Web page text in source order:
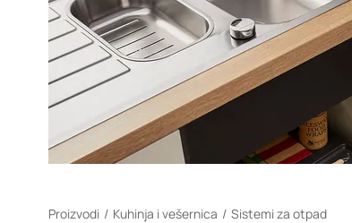
Proizvodi Kuhinja i vešernica Sistemi za otpad